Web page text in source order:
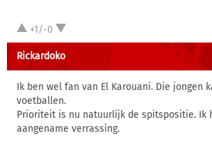
+1/-0
Rickardoko
Ik ben wel fan van El Karouani. Die jongen
voetballen.
Prioriteit is nu natuurlijk de spitspositie. Ik
aangename verrassing.